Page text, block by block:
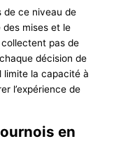
de ce niveau de
mises et le
pas de
décision de
limite la capacité à
l’expérience de
en